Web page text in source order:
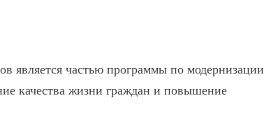
является частью программы по модернизации
качества жизни граждан и повышение